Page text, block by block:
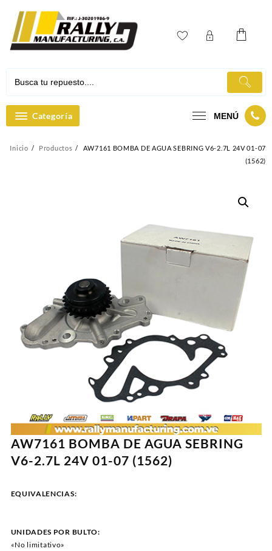
contenido
Categoría MENÚ
Inicio Productos
AW7161 BOMBA DE AGUA SEBRING V6-2.7L 24V 01-07
(1562)
AW7161 BOMBA DE AGUA SEBRING
V6-2.7L 24V 01-07 (1562)
EQUIVALENCIAS:
UNIDADES POR BULTO:
«No limitativo»